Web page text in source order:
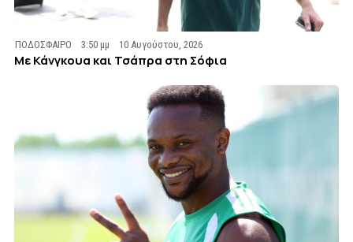
ΠΟΔΟΣΦΑΙΡΟ 3:50 μμ 10 Αυγούστου, 2026
Με Κάνγκουα και Τσάπρα στη Σόφια